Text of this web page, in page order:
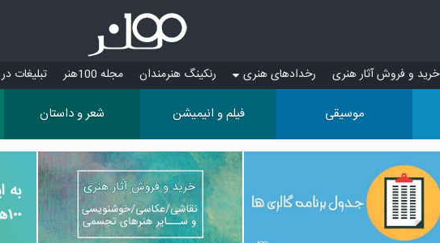
خرید و فروش آثار هنری رخدادهای هنری رنکینگ هنرمندان مجله 100هنر تبلیغات در 100هنر
موسیقی فیلم و انیمیشن شعر و داستان